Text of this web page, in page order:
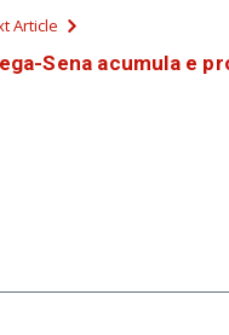
Article
Sena acumula e